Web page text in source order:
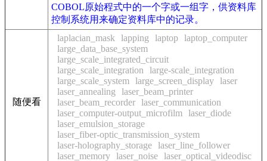
COBOL原始程式中的一个字或一组字，供资料库
控制系统用来确定资料库中的记录。
随便看
laplacian_mask lapping laptop laptop_computer
large_data_base_system
large_scale_integrated_circuit
large_scale_integration
large-scale_integration
large_scale_system
large_screen_display laser
laser_annealing
laser_beam_printer
laser_beam_recorder laser_communication
laser_computer-output_microfilm
laser_diode
laser_emulsion_storage
laser_fiber-optic_transmission_system
laser-holography_storage laser_line_follower
laser_memory laser_noise laser_optical_videodisc